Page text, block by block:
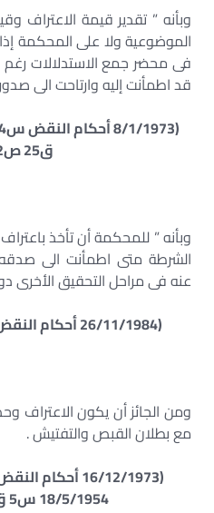
وبأنه ” تقدير قيمة الاعتراف
الموضوعية ولا على المحكمة
فى محضر جمع الاستدلالات
قد اطمأنت إليه وارتاحت الى
ق25 ص102) .
وبأنه ” للمحكمة أن تأخذ
الشرطة متى اطمأنت الى
عنه فى مراحل التحقيق الأخرى
(26/11/1984 أحكام النقض س35 ق187 ص829) .
ومن الجائز أن يكون الاعتراف
مع بطلان القبص والتفتيش .
18/5/1954 س5 ق220 ص658) .